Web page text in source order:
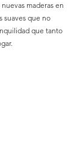
maderas en
suaves que no
que tanto